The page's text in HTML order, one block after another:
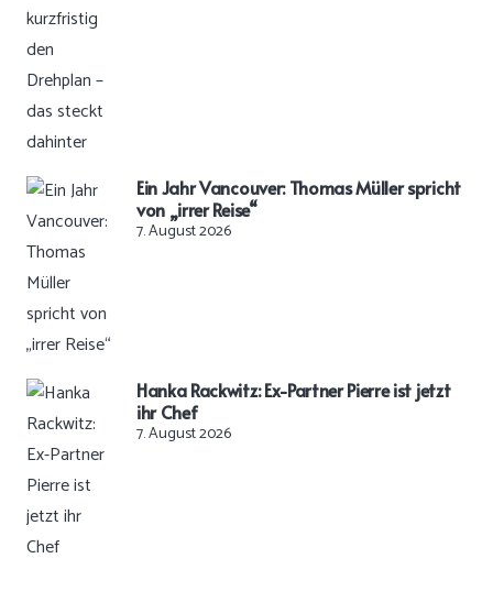
Ein Jahr Vancouver: Thomas Müller spricht
von „irrer Reise“
7. August 2026
Hanka Rackwitz: Ex-Partner Pierre ist jetzt
ihr Chef
7. August 2026